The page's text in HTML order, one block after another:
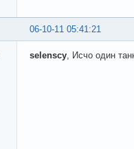
06-10-11 05:41:21
selenscy, Исчо один